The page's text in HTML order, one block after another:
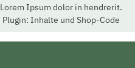
Lorem Ipsum dolor in hendrerit.
Plugin: Inhalte und Shop-Code